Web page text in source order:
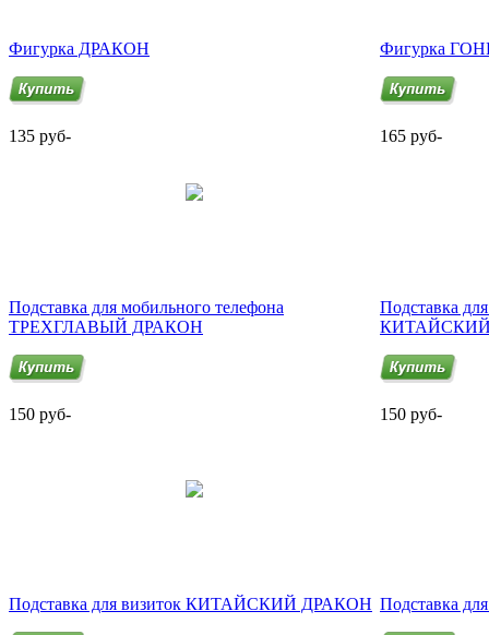
Фигурка ДРАКОН
135 руб-
Фигурка
165 руб-
Подставка для мобильного телефона
ТРЕХГЛАВЫЙ ДРАКОН
150 руб-
Подставка
150 руб-
Подставка для визиток КИТАЙСКИЙ ДРАКОН Подставка